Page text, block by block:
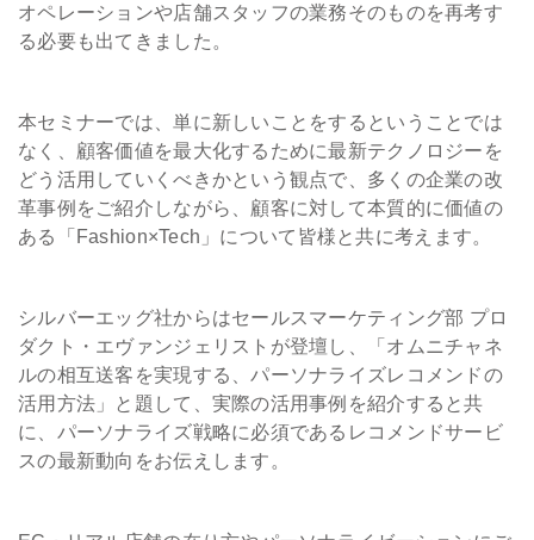
オペレーションや店舗スタッフの業務そのものを再考す
る必要も出てきました。
本セミナーでは、単に新しいことをするということでは
なく、顧客価値を最大化するために最新テクノロジーを
どう活用していくべきかという観点で、多くの企業の改
革事例をご紹介しながら、顧客に対して本質的に価値の
ある「Fashion×Tech」について皆様と共に考えます。
シルバーエッグ社からはセールスマーケティング部 プロ
ダクト・エヴァンジェリストが登壇し、「オムニチャネ
ルの相互送客を実現する、パーソナライズレコメンドの
活用方法」と題して、実際の活用事例を紹介すると共
に、パーソナライズ戦略に必須であるレコメンドサービ
スの最新動向をお伝えします。